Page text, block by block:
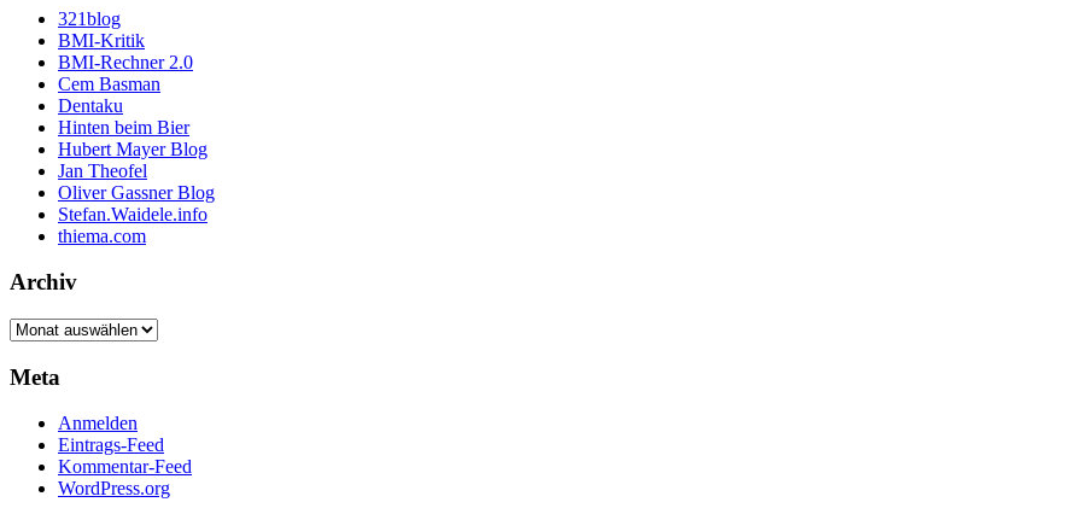
321blog
BMI-Kritik
BMI-Rechner 2.0
Cem Basman
Dentaku
Hinten beim Bier
Hubert Mayer Blog
Jan Theofel
Oliver Gassner Blog
Stefan.Waidele.info
thiema.com
Archiv
Archiv
Meta
Anmelden
Eintrags-Feed
Kommentar-Feed
WordPress.org